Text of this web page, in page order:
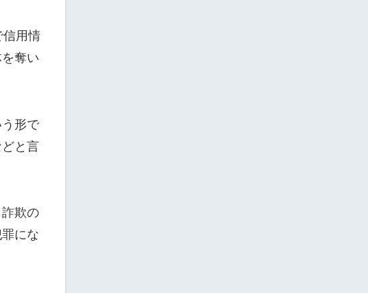
信用情
奪い
形で
と言
欺の
にな